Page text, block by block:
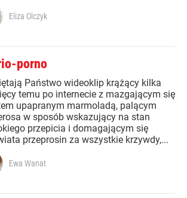
Eliza Olczyk
porno
Państwo wideoklip krążący kilka
temu po internecie z mazgającym się
upapranym marmoladą, palącym
w sposób wskazujący na stan
przepicia i domagającym się
przeprosin za wszystkie krzywdy,...
Ewa Wanat